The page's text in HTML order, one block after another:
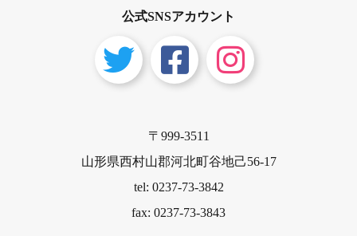
公式SNSアカウント
〒999-3511
山形県西村山郡河北町谷地己56-17
tel: 0237-73-3842
fax: 0237-73-3843